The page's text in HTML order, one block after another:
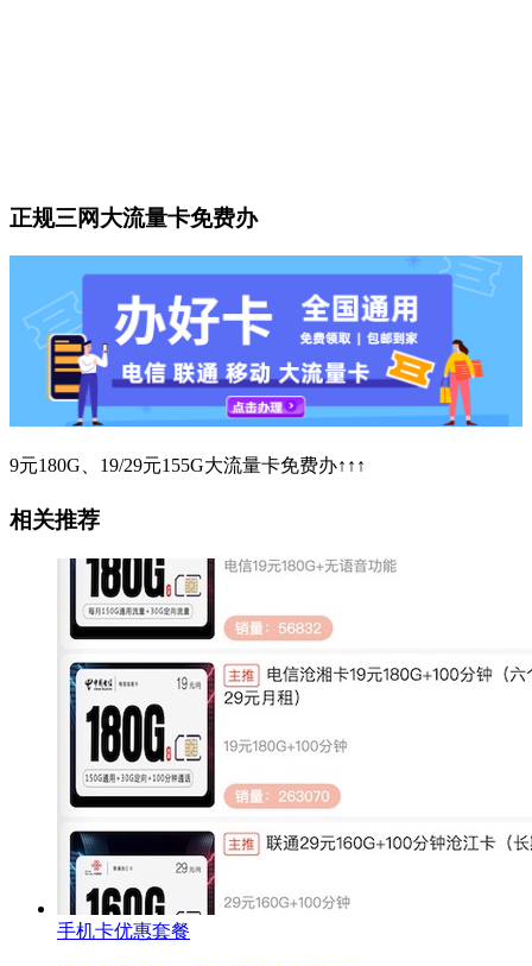
正规三网大流量卡免费办
9元180G、19/29元155G大流量卡免费办↑↑↑
相关推荐
手机卡优惠套餐